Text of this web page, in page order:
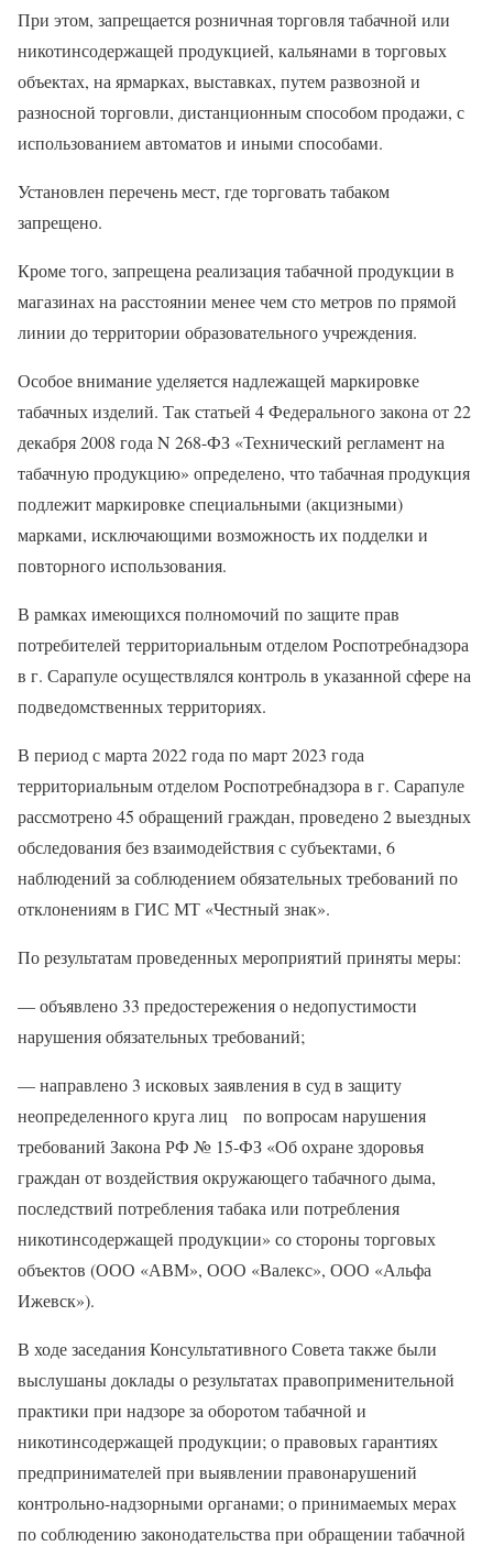
При этом, запрещается розничная торговля табачной или
никотинсодержащей продукцией, кальянами в торговых
объектах, на ярмарках, выставках, путем развозной и
разносной торговли, дистанционным способом продажи, с
использованием автоматов и иными способами.
Установлен перечень мест, где торговать табаком
запрещено.
Кроме того, запрещена реализация табачной продукции в
магазинах на расстоянии менее чем сто метров по прямой
линии до территории образовательного учреждения.
Особое внимание уделяется надлежащей маркировке
табачных изделий. Так статьей 4 Федерального закона от 22
декабря 2008 года N 268-ФЗ «Технический регламент на
табачную продукцию» определено, что табачная продукция
подлежит маркировке специальными (акцизными)
марками, исключающими возможность их подделки и
повторного использования.
В рамках имеющихся полномочий по защите прав
потребителей территориальным отделом Роспотребнадзора
в г. Сарапуле осуществлялся контроль в указанной сфере на
подведомственных территориях.
В период с марта 2022 года по март 2023 года
территориальным отделом Роспотребнадзора в г. Сарапуле
рассмотрено 45 обращений граждан, проведено 2 выездных
обследования без взаимодействия с субъектами, 6
наблюдений за соблюдением обязательных требований по
отклонениям в ГИС МТ «Честный знак».
По результатам проведенных мероприятий приняты меры:
— объявлено 33 предостережения о недопустимости
нарушения обязательных требований;
— направлено 3 исковых заявления в суд в защиту
неопределенного круга лиц по вопросам нарушения
требований Закона РФ № 15-ФЗ «Об охране здоровья
граждан от воздействия окружающего табачного дыма,
последствий потребления табака или потребления
никотинсодержащей продукции» со стороны торговых
объектов (ООО «АВМ», ООО «Валекс», ООО «Альфа
Ижевск»).
В ходе заседания Консультативного Совета также были
выслушаны доклады о результатах правоприменительной
практики при надзоре за оборотом табачной и
никотинсодержащей продукции; о правовых гарантиях
предпринимателей при выявлении правонарушений
контрольно-надзорными органами; о принимаемых мерах
по соблюдению законодательства при обращении табачной